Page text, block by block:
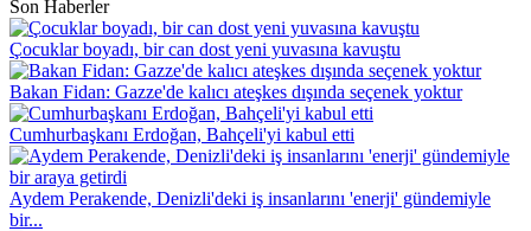
Son Haberler
Çocuklar boyadı, bir can dost yeni yuvasına kavuştu
Bakan Fidan: Gazze'de kalıcı ateşkes dışında seçenek yoktur
Cumhurbaşkanı Erdoğan, Bahçeli'yi kabul etti
Aydem Perakende, Denizli'deki iş insanlarını 'enerji' gündemiyle
bir...